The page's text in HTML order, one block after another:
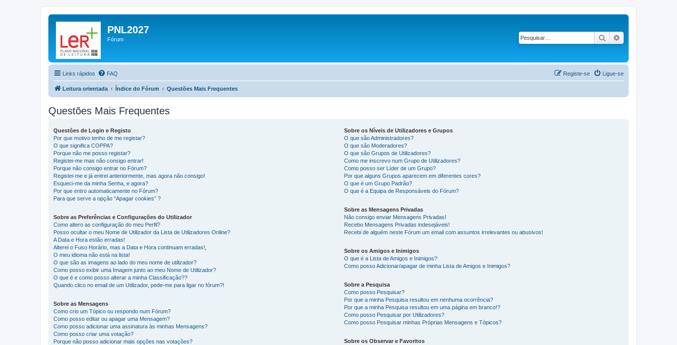
PNL2027
Fórum Pesquisar
Links rápidos FAQ Ligue-se
Registe-se
Leitura orientada Índice do Fórum Questões Mais Frequentes
Questões Mais Frequentes
Questões de Login e Registo
Por que motivo tenho de me registar?
O que significa COPPA?
Porque não me posso registar?
Registei-me mas não consigo entrar!
Porque não consigo entrar no Fórum?
Registei-me e já entrei anteriormente, mas agora não consigo!
Esqueci-me da minha Senha, e agora?
Por que entro automaticamente no Fórum?
Para que serve a opção “Apagar cookies” ?
Sobre as Preferências e Configurações do Utilizador
Como altero as configuração do meu Perfil?
Posso ocultar o meu Nome de Utilizador da Lista de Utilizadores Online?
A Data e Hora estão erradas!
Alterei o Fuso Horário, mas a Data e Hora continuam erradas!,
O meu idioma não está na lista!
O que são as imagens ao lado do meu nome de utilizador?
Como posso exibir uma Imagem junto ao meu Nome de Utilizador?
O que é e como posso alterar a minha Classificação??
Quando clico no email de um Utilizador, pede-me para ligar no fórum?!
Sobre as Mensagens
Como crio um Tópico ou respondo num Fórum?
Como posso editar ou apagar uma Mensagem?
Como posso adicionar uma assinatura às minhas Mensagens?
Como posso criar uma votação?
Porque não posso adicionar mais opções nas votações?
Sobre os Níveis de Utilizadores e Grupos
O que são Administradores?
O que são Moderadores?
O que são Grupos de Utilizadores?
Como me inscrevo num Grupo de Utilizadores?
Como posso ser Líder de um Grupo?
Por que alguns Grupos aparecem em diferentes cores?
O que é um Grupo Padrão?
O que é a Equipa de Responsáveis do Fórum?
Sobre as Mensagens Privadas
Não consigo enviar Mensagens Privadas!
Recebo Mensagens Privadas indesejáveis!
Recebi de alguém neste Fórum um email com assuntos irrelevantes ou abusivos!
Sobre os Amigos e Inimigos
O que é a Lista de Amigos e Inimigos?
Como posso Adicionar/apagar de minha Lista de Amigos e Inimigos?
Sobre a Pesquisa
Como posso Pesquisar?
Por que a minha Pesquisa resultou em nenhuma ocorrência?
Por que a minha Pesquisa resultou em uma página em branco!?
Como posso Pesquisar por Utilizadores?
Como posso Pesquisar minhas Próprias Mensagens e Tópicos?
Sobre os Observar e Favoritos